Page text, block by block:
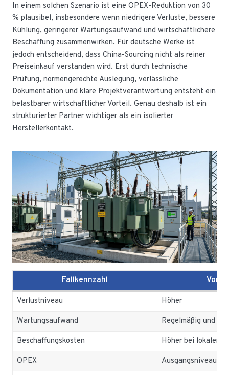
In einem solchen Szenario ist eine OPEX-Reduktion von 30
% plausibel, insbesondere wenn niedrigere Verluste, bessere
Kühlung, geringerer Wartungsaufwand und wirtschaftlichere
Beschaffung zusammenwirken. Für deutsche Werke ist
jedoch entscheidend, dass China-Sourcing nicht als reiner
Preiseinkauf verstanden wird. Erst durch technische
Prüfung, normengerechte Auslegung, verlässliche
Dokumentation und klare Projektverantwortung entsteht ein
belastbarer wirtschaftlicher Vorteil. Genau deshalb ist ein
strukturierter Partner wichtiger als ein isolierter
Herstellerkontakt.
Fallkennzahl
Verlustniveau Höher
Wartungsaufwand Regelmäßig und
Beschaffungskosten Höher bei lokaler
OPEX Ausgangsniveau